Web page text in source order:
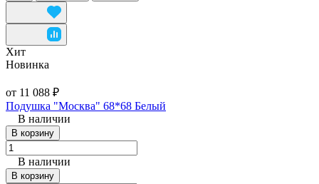
Хит
Новинка
от 11 088 ₽
Подушка "Москва" 68*68 Белый
В наличии
В корзину
В наличии
В корзину